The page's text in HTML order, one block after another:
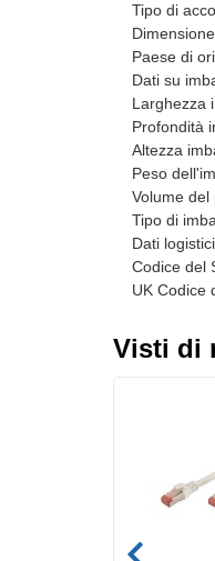
Tipo di
Paese di
Dati su
Larghezza
Profondità
Altezza
Peso
Volume del
Tipo di
Dati logistici
Codice del
UK Codice
Visti di